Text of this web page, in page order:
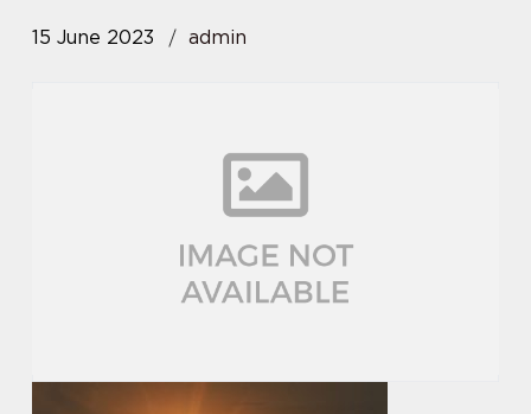
15 June 2023 admin